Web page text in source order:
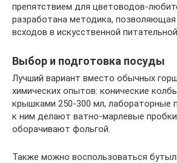
препятствием для цветоводов-
разработана методика,
всходов в искусственной
Выбор и подготовка посуды
Лучший вариант вместо обычных
химических опытов: конические
крышками 250-300 мл, лабораторные
к ним делают ватно-марлевые
оборачивают фольгой.
Также можно воспользоваться